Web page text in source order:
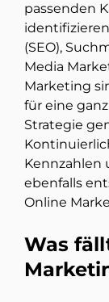
passenden
(SEO),
Media
Marketing
für eine
Strategie
Kennzahlen
ebenfalls
Online
Was